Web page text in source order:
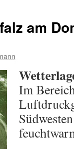
am
Im